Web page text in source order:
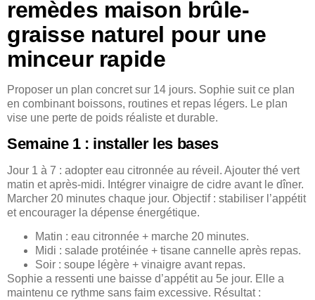
remèdes maison brûle-
graisse naturel pour une
minceur rapide
Proposer un plan concret sur 14 jours. Sophie suit ce plan
en combinant boissons, routines et repas légers. Le plan
vise une perte de poids réaliste et durable.
Semaine 1 : installer les bases
Jour 1 à 7 : adopter eau citronnée au réveil. Ajouter thé vert
matin et après-midi. Intégrer vinaigre de cidre avant le dîner.
Marcher 20 minutes chaque jour. Objectif : stabiliser l’appétit
et encourager la dépense énergétique.
Matin : eau citronnée + marche 20 minutes.
Midi : salade protéinée + tisane cannelle après repas.
Soir : soupe légère + vinaigre avant repas.
Sophie a ressenti une baisse d’appétit au 5e jour. Elle a
maintenu ce rythme sans faim excessive. Résultat :